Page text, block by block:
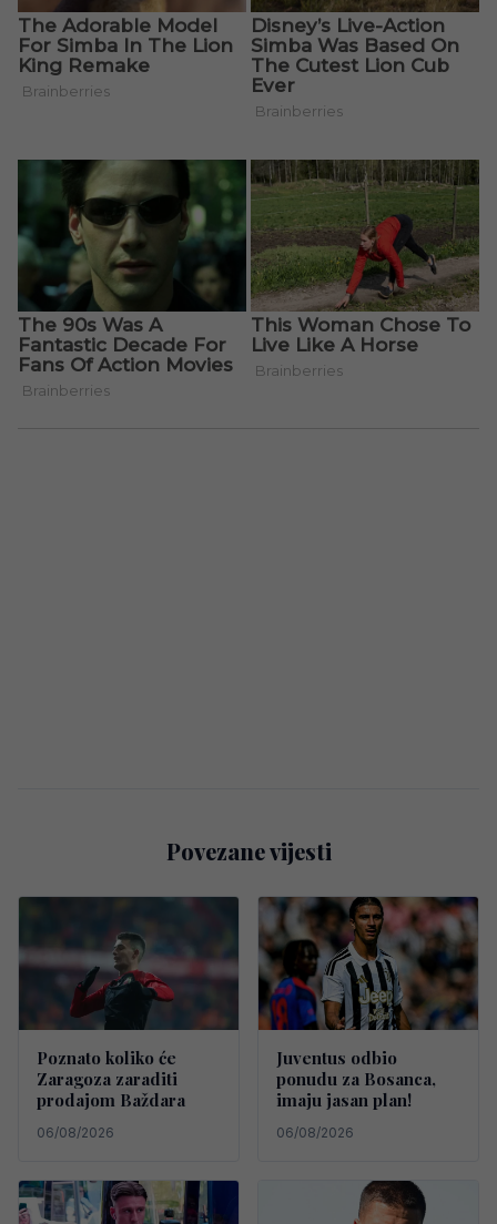
Povezane vijesti
Poznato koliko će
Zaragoza zaraditi
prodajom Baždara
06/08/2026
Juventus odbio
ponudu za Bosanca,
imaju jasan plan!
06/08/2026